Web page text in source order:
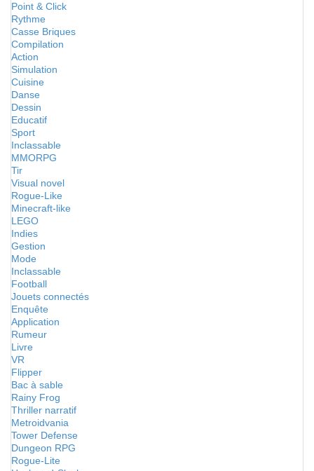
Point & Click
Rythme
Casse Briques
Compilation
Action
Simulation
Cuisine
Danse
Dessin
Educatif
Sport
Inclassable
MMORPG
Tir
Visual novel
Rogue-Like
Minecraft-like
LEGO
Indies
Gestion
Mode
Inclassable
Football
Jouets connectés
Enquête
Application
Rumeur
Livre
VR
Flipper
Bac à sable
Rainy Frog
Thriller narratif
Metroidvania
Tower Defense
Dungeon RPG
Rogue-Lite